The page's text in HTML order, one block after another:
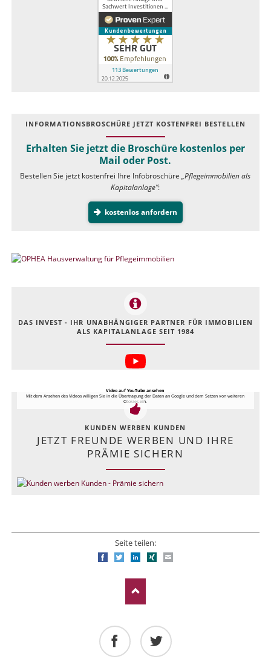
INFOR­MATIONS­BROSCHÜRE JETZT KOSTEN­FREI BESTELLEN
Erhalten Sie jetzt die Broschüre kostenlos per
Mail oder Post.
Bestellen Sie jetzt kostenfrei Ihre Infobroschüre„Pflegeimmobilien als
Kapitalanlage”:
kostenlos anfordern
DAS INVEST - IHR UNABHÄNGIGER PARTNER FÜR IMMOBILIEN
ALS KAPITALANLAGE SEIT 1984
Video auf YouTube ansehen
Mit dem Ansehen des Videos willigen Sie in die Übertragung der Daten an Google und dem Setzen von weiteren
Cookies ein.
KUNDEN WERBEN KUNDEN
JETZT FREUNDE WERBEN UND IHRE
PRÄMIE SICHERN
Seite teilen:
FacebookTwitterLinkedIn
Xing